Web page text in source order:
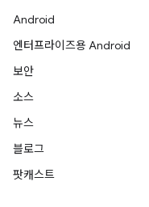
Android
엔터프라이즈용 Android
보안
소스
뉴스
블로그
팟캐스트